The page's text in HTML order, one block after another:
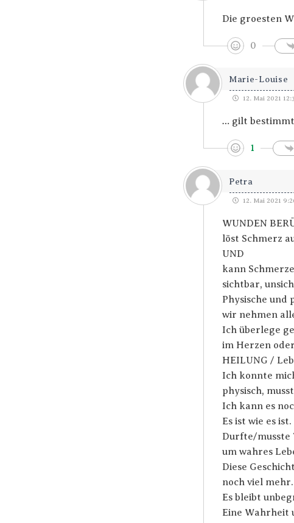
Die groesten
0
Marie-Louise
12. Mai 2021
… gilt bestimmt
1
Petra
12. Mai 2021
WUNDEN
löst Schmerz
UND
kann
sichtbar,
Physische und
wir nehmen
Ich überlege
im Herzen
HEILUNG /
Ich konnte
physisch,
Ich kann es
Es ist wie es ist.
Durfte/musste
um wahres
Diese
noch viel mehr.
Es bleibt
Eine Wahrheit